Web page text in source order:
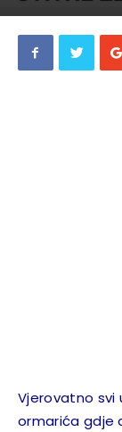
Vjerovatno svi
ormarića gdje